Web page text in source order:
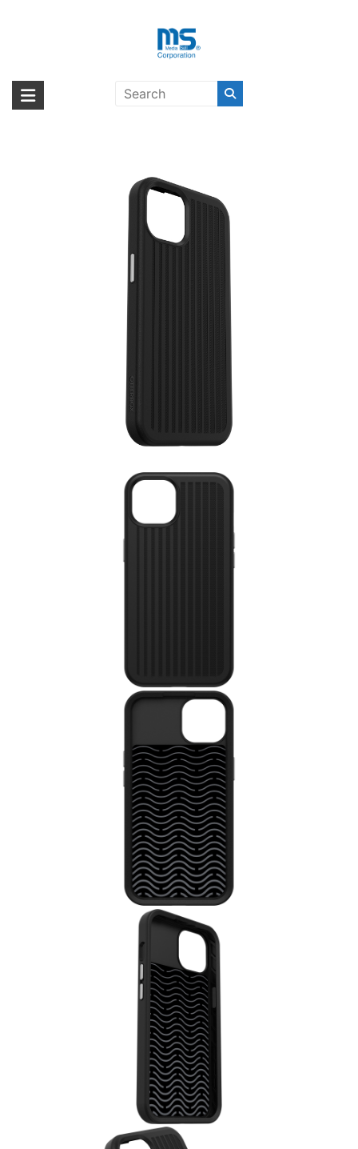
海外輸入ブランド商品｜株式会社
海外事業部が取り揃えている海外輸入商品には、日本では珍しい「海外ブ
ランド」をはじめ「ユニークな商品」「機能的な商品」「コストパフォー
CASE ABITA SQUID INK iPhone